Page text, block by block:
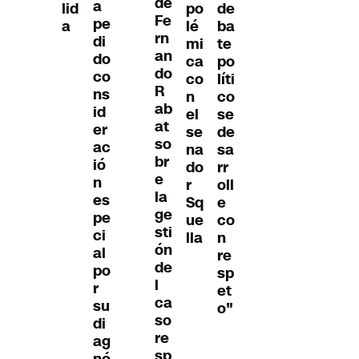
lid
a
a
pe
di
do
co
ns
id
er
ac
ió
n
es
pe
ci
al
po
r
su
di
ag
Fe
rn
an
do
R
ab
at
so
br
e
la
ge
sti
ón
de
l
ca
so
re
po
lé
mi
ca
co
n
el
se
na
do
r
Sq
ue
lla
de
ba
te
po
líti
co
se
de
sa
rr
oll
e
co
n
re
sp
et
o"